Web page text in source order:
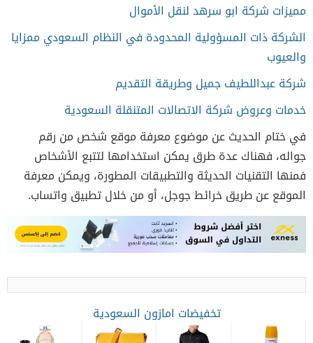
مميزات شركة ابو سرهد لنقل الأموال
الشركة ذات المسؤولية المحدودة في النظام السعودي ممزايا
والعيوب
شركة عبداللطيف جميل وطريقة التقديم
خدمات وعروض شركة الاتصالات المتنقلة السعودية
في ختام الحديث عن موضوع معرفة موقع شخص من رقم
جواله، فهناك عدة طرق يمكن استخدامها لتتبع الأشخاص
فمنها التقنيات الحديثة والتطبيقات المطورة، ويمكن معرفة
الموقع عن طريق خرائط جوجل، أو من خلال تطبيق واتساب.
تخفيضات امازون السعودية